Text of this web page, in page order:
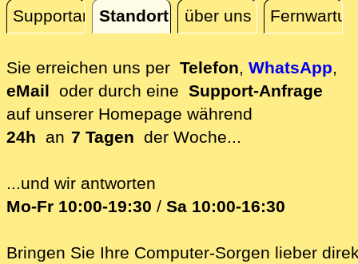
SupportanfrageStandort über uns
Standort
Sie erreichen uns per Telefon, WhatsApp,
eMail oder durch eine Support-Anfrage
auf unserer Homepage während
24h an 7 Tagen der Woche...
...und wir antworten
Mo-Fr 10:00-19:30 / Sa 10:00-16:30
Bringen Sie Ihre Computer-Sorgen lieber